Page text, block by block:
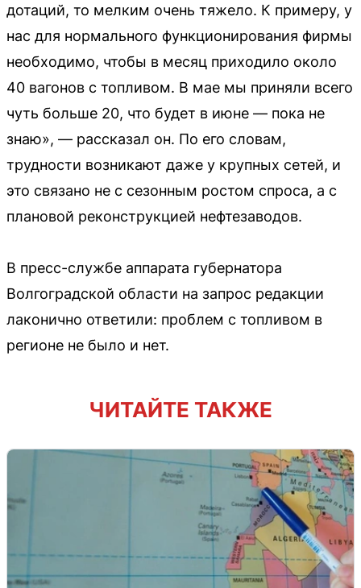
дотаций, то мелким очень тяжело. К примеру, у
нас для нормального функционирования фирмы
необходимо, чтобы в месяц приходило около
40 вагонов с топливом. В мае мы приняли всего
чуть больше 20, что будет в июне — пока не
знаю», — рассказал он. По его словам,
трудности возникают даже у крупных сетей, и
это связано не с сезонным ростом спроса, а с
плановой реконструкцией нефтезаводов.
В пресс-службе аппарата губернатора
Волгоградской области на запрос редакции
лаконично ответили: проблем с топливом в
регионе не было и нет.
ЧИТАЙТЕ ТАКЖЕ